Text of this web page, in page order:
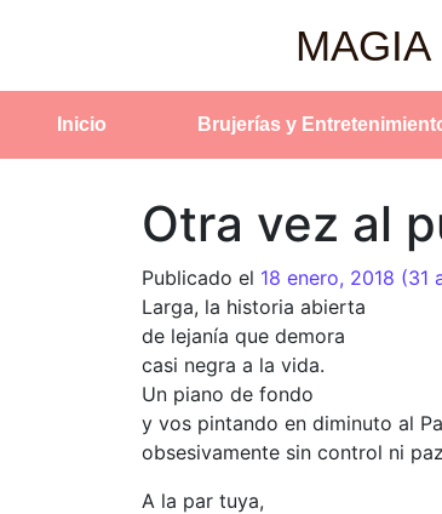
Inicio Brujerías y
Otra vez al
Publicado el 18 enero, 2018 (31
Larga, la historia abierta
de lejanía que demora
casi negra a la vida.
Un piano de fondo
y vos pintando en diminuto al
obsesivamente sin control ni
A la par tuya,